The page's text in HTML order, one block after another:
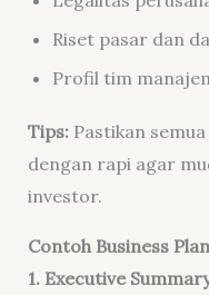
Riset pasar dan
Profil tim
Tips:Pastikan
dengan rapi agar
investor.
Contoh Business
1. Executive